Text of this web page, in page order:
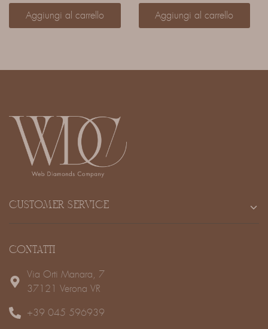
Aggiungi al carrello Aggiungi al carrello
CUSTOMER SERVICE
CONTATTI
Via Orti Manara, 7
37121 Verona VR
+39 045 596939